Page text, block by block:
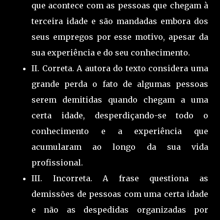
que acontece com as pessoas que chegam à
terceira idade e são mandadas embora dos
seus empregos por esse motivo, apesar da
sua experiência e do seu conhecimento.
II. Correta. A autora do texto considera uma
grande perda o fato de algumas pessoas
serem demitidas quando chegam a uma
certa idade, desperdiçando-se todo o
conhecimento e a experiência que
acumularam ao longo da sua vida
profissional.
III. Incorreta. A frase questiona as
demissões de pessoas com uma certa idade
e não as despedidas organizadas por